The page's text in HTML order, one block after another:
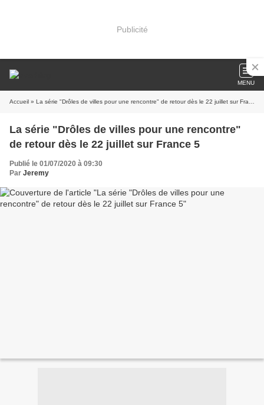
Publicité
MENU
Accueil » La série "Drôles de villes pour une rencontre" de retour dès le 22 juillet sur France 5
La série "Drôles de villes pour une rencontre"
de retour dès le 22 juillet sur France 5
Publié le 01/07/2020 à 09:30
Par Jeremy